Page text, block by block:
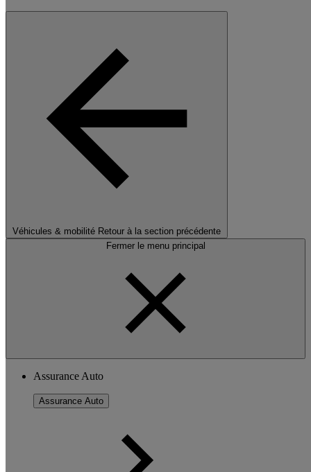
Véhicules & mobilité Retour à la section précédente
Fermer le menu principal
Assurance Auto
Assurance Auto